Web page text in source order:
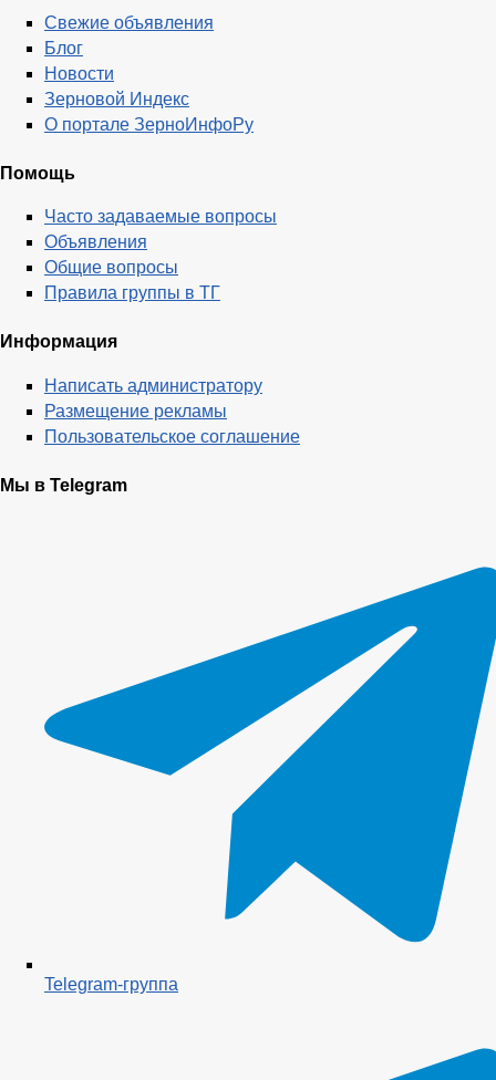
Свежие объявления
Блог
Новости
Зерновой Индекс
О портале ЗерноИнфоРу
Помощь
Часто задаваемые вопросы
Объявления
Общие вопросы
Правила группы в ТГ
Информация
Написать администратору
Размещение рекламы
Пользовательское соглашение
Мы в Telegram
Telegram-группа